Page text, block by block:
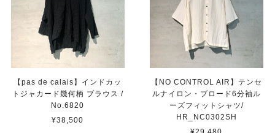
【pas de calais】インドカッ
トジャカード幾何柄 ブラウス /
No.6820
¥38,500
【NO CONTROL AIR】テンセ
ルナイロン・ブロード6分袖ル
ーズフィットシャツ/
HR_NC0302SH